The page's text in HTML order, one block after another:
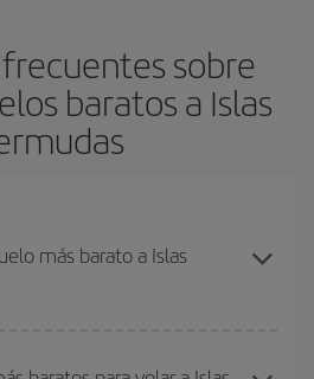
sobre
baratos a Islas
más barato a Islas
altas, compras con antelación y